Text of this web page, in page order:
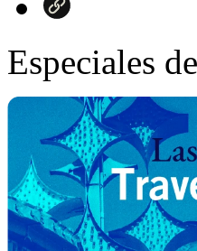
Especiales